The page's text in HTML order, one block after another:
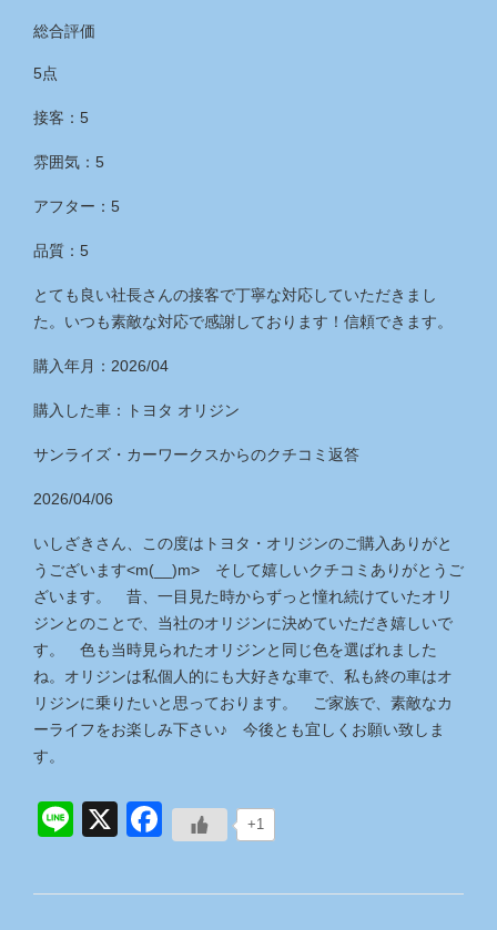
総合評価
5点
接客：5
雰囲気：5
アフター：5
品質：5
とても良い社長さんの接客で丁寧な対応していただきまし
た。いつも素敵な対応で感謝しております！信頼できます。
購入年月：2026/04
購入した車：トヨタ オリジン
サンライズ・カーワークスからのクチコミ返答
2026/04/06
いしざきさん、この度はトヨタ・オリジンのご購入ありがと
うございます<m(__)m> そして嬉しいクチコミありがとうご
ざいます。 昔、一目見た時からずっと憧れ続けていたオリ
ジンとのことで、当社のオリジンに決めていただき嬉しいで
す。 色も当時見られたオリジンと同じ色を選ばれました
ね。オリジンは私個人的にも大好きな車で、私も終の車はオ
リジンに乗りたいと思っております。 ご家族で、素敵なカ
ーライフをお楽しみ下さい♪ 今後とも宜しくお願い致しま
す。
+1
Line
X Facebook